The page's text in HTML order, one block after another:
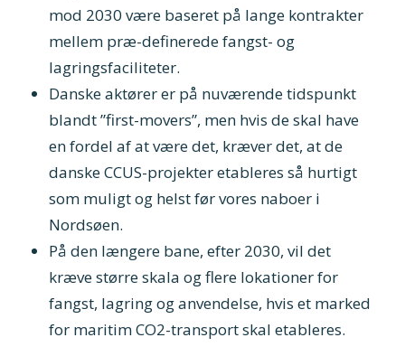
mod 2030 være baseret på lange kontrakter
mellem præ-definerede fangst- og
lagringsfaciliteter.
Danske aktører er på nuværende tidspunkt
blandt ”first-movers”, men hvis de skal have
en fordel af at være det, kræver det, at de
danske CCUS-projekter etableres så hurtigt
som muligt og helst før vores naboer i
Nordsøen.
På den længere bane, efter 2030, vil det
kræve større skala og flere lokationer for
fangst, lagring og anvendelse, hvis et marked
for maritim CO2-transport skal etableres.